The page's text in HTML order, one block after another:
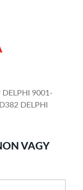
9001-
DELPHI
VAGY